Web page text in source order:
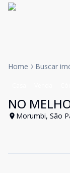
Home Buscar
NO
Morumbi, São